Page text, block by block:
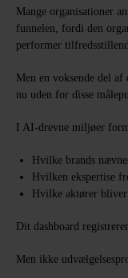
Mange organisationer
funnelen, fordi den
performer
Men en voksende del
nu uden for disse
I AI-drevne miljøer
Hvilke brands
Hvilken ekspertise
Hvilke aktører
Dit dashboard
Men ikke